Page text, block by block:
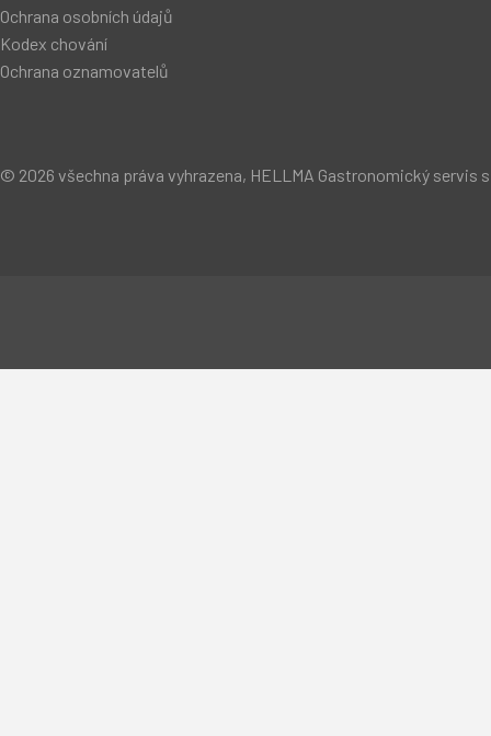
Ochrana osobních údajů
Kodex chování
Ochrana oznamovatelů
© 2026 všechna práva vyhrazena, HELLMA Gastronomický servis